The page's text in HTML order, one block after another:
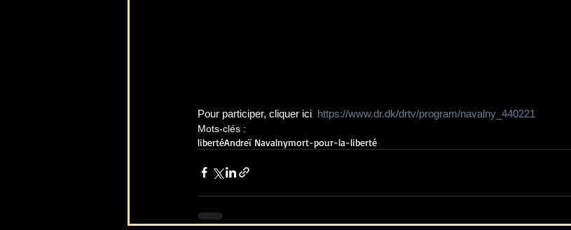
Pour participer, cliquer ici https://www.dr.dk/drtv/program/navalny_440221
Mots-clés :
libertéAndreï Navalnymort-pour-la-liberté